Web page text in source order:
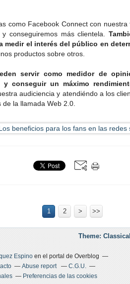
como Facebook Connect con
y conseguiremos más clientela.
medir el interés del público en
productos sobre otros.
servir como medidor de
y conseguir un máximo
audiciencia y atendiéndo a los
la llamada Web 2.0.
1 2 > >>
Theme:
Espinoen el portal de Overblog
Abuse report
C.G.U.
Preferencias de las cookies